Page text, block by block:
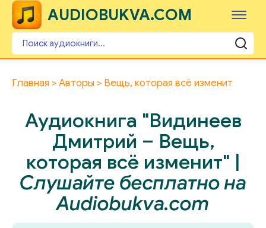
AUDIOBUKVA.COM
Главная Авторы Вещь, которая всё изменит
Аудиокнига "Видинеев
Дмитрий – Вещь,
которая всё изменит" |
Слушайте бесплатно на
Audiobukva.com